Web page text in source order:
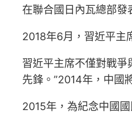
在聯合國日內瓦總部發
2018年6月，習近平主
習近平主席不僅對戰爭
先鋒。”2014年，中國
2015年，為紀念中國